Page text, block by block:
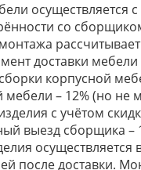
осуществляется с
со
доставки мебели
корпусной
мебели – 12% (но не
с учётом
выезд сборщика –
осуществляется
после доставки.